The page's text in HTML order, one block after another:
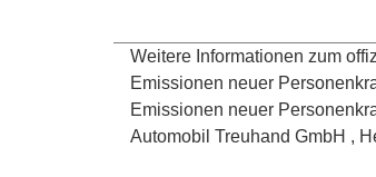
Weitere Informationen zum
Emissionen neuer
Emissionen neuer
Automobil Treuhand GmbH ,